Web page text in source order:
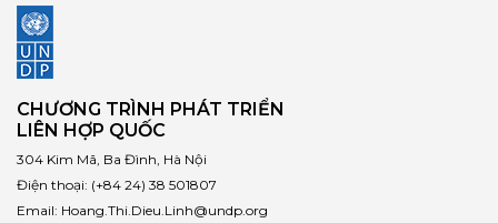
CHƯƠNG TRÌNH PHÁT TRIỂN
LIÊN HỢP QUỐC
304 Kim Mã, Ba Đình, Hà Nội
Điện thoại: (+84 24) 38 501807
Email: Hoang.Thi.Dieu.Linh@undp.org